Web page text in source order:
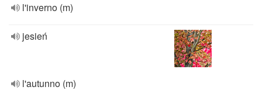
l'inverno (m)
jesień
l'autunno (m)